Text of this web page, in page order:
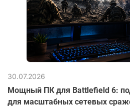
30.07.2026
Мощный ПК для Battlefield 6:
для масштабных сетевых